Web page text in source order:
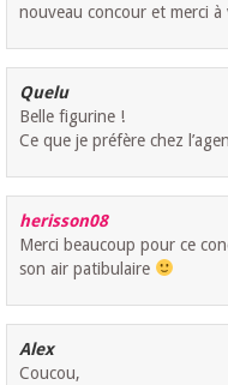
nouveau concour et merci à
Quelu
Belle figurine !
Ce que je préfère chez
herisson08
Merci beaucoup pour ce
son air patibulaire
Alex
Coucou,